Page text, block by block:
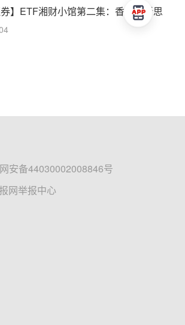
券】ETF湘财小馆第二集：香辣启新思
安备44030002008846号
网举报中心